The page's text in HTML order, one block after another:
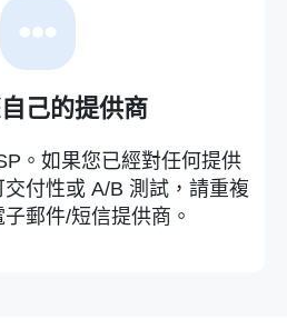
己的提供商
。如果您已經對任何提供
付性或 A/B 測試，請重複
郵件/短信提供商。